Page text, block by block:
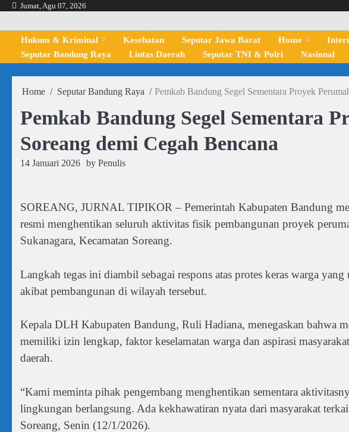
Skip
content
Jumat, Agu 07, 2026
Hukum & Kriminal Kesehatan Seputar Jawa Barat Home
Seputar Bandung Raya
Lintas Daerah Seputar TNI & Polri Nasional
Home Seputar Bandung Raya Pemkab Bandung Segel Sementara Proyek
Pemkab Bandung Segel Sementara
Soreang demi Cegah Bencana
14 Januari 2026 by Penulis
SOREANG, JURNAL TIPIKOR – Pemerintah Kabupaten Bandung
resmi menghentikan seluruh aktivitas fisik pembangunan proyek
Sukanagara, Kecamatan Soreang.
Langkah tegas ini diambil sebagai respons atas protes keras warga
akibat pembangunan di wilayah tersebut.
Kepala DLH Kabupaten Bandung, Ruli Hadiana, menegaskan bahwa
memiliki izin lengkap, faktor keselamatan warga dan aspirasi
daerah.
“Kami meminta pihak pengembang menghentikan sementara
lingkungan berlangsung. Ada kekhawatiran nyata dari masyarakat
Soreang, Senin (12/1/2026).